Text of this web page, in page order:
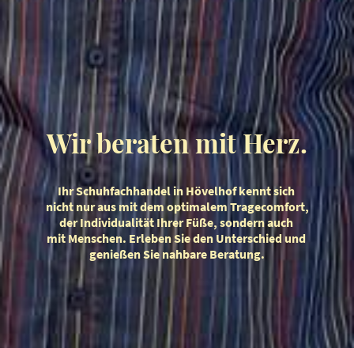
Wir beraten mit Herz.
Ihr Schuhfachhandel in Hövelhof kennt sich
nicht nur aus mit dem optimalem Tragecomfort,
der Individualität Ihrer Füße, sondern auch
mit Menschen. Erleben Sie den Unterschied und
genießen Sie nahbare Beratung.